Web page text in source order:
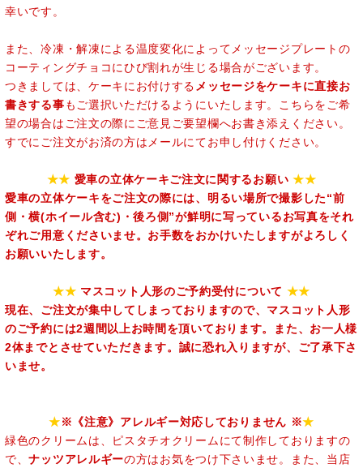
幸いです。
また、冷凍・解凍による温度変化によってメッセージプレートの
コーティングチョコにひび割れが生じる場合がございます。
つきましては、ケーキにお付けする メッセージをケーキに直接お
書きする事もご選択いただけるようにいたします。こちらをご希
望の場合はご注文の際にご意見ご要望欄へお書き添えください。
すでにご注文がお済の方はメールにてお申し付けください。
★★ 愛車の立体ケーキご注文に関するお願い ★★
愛車の立体ケーキをご注文の際には、明るい場所で撮影した“前
側・横(ホイール含む)・後ろ側”が鮮明に写っているお写真をそれ
ぞれご用意くださいませ。お手数をおかけいたしますがよろしく
お願いいたします。
★★ マスコット人形のご予約受付について ★★
現在、ご注文が集中してしまっておりますので、マスコット人形
のご予約には2週間以上お時間を頂いております。また、 お一人様
2体までとさせていただきます。誠に恐れ入りますが、ご了承下さ
いませ。
★※《注意》アレルギー対応しておりません ※★
緑色のクリームは、ピスタチオクリームにて制作しておりますの
で、ナッツアレルギーの方はお気をつけ下さいませ。また、当店